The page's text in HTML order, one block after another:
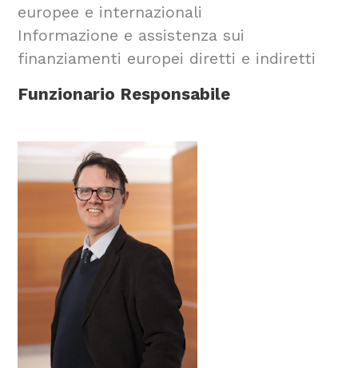
europee e internazionali
Informazione e assistenza sui
finanziamenti europei diretti e indiretti
Funzionario Responsabile